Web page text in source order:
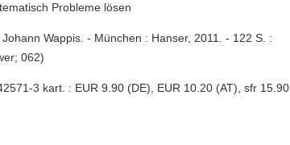
Probleme lösen
Wappis. - München : Hanser, 2011. - 122 S. :
062)
3 kart. : EUR 9.90 (DE), EUR 10.20 (AT), sfr 15.90